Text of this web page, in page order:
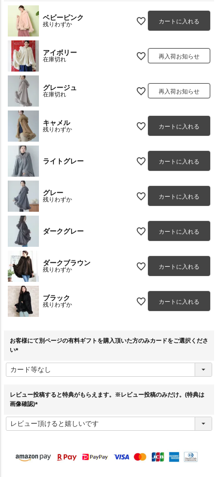
ベビーピンク
残りわずか カートに入れる
アイボリー
在庫切れ 再入荷お知らせ
グレージュ
在庫切れ 再入荷お知らせ
キャメル
残りわずか カートに入れる
ライトグレー カートに入れる
グレー
残りわずか カートに入れる
ダークグレー カートに入れる
ダークブラウン
残りわずか カートに入れる
ブラック
残りわずか カートに入れる
お客様にて別ページの有料ギフトを購入頂いた方のみカードをご選択くださ
い
必
須
レビュー投稿すると特典がもらえます。※レビュー投稿のみだけ。(特典は
画像確認)
必
須